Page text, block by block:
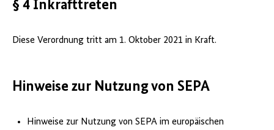
§ 4 Inkrafttreten
Diese Verordnung tritt am 1. Oktober 2021 in Kraft.
Hinweise zur Nutzung von SEPA
Hinweise zur Nutzung von SEPA im europäischen